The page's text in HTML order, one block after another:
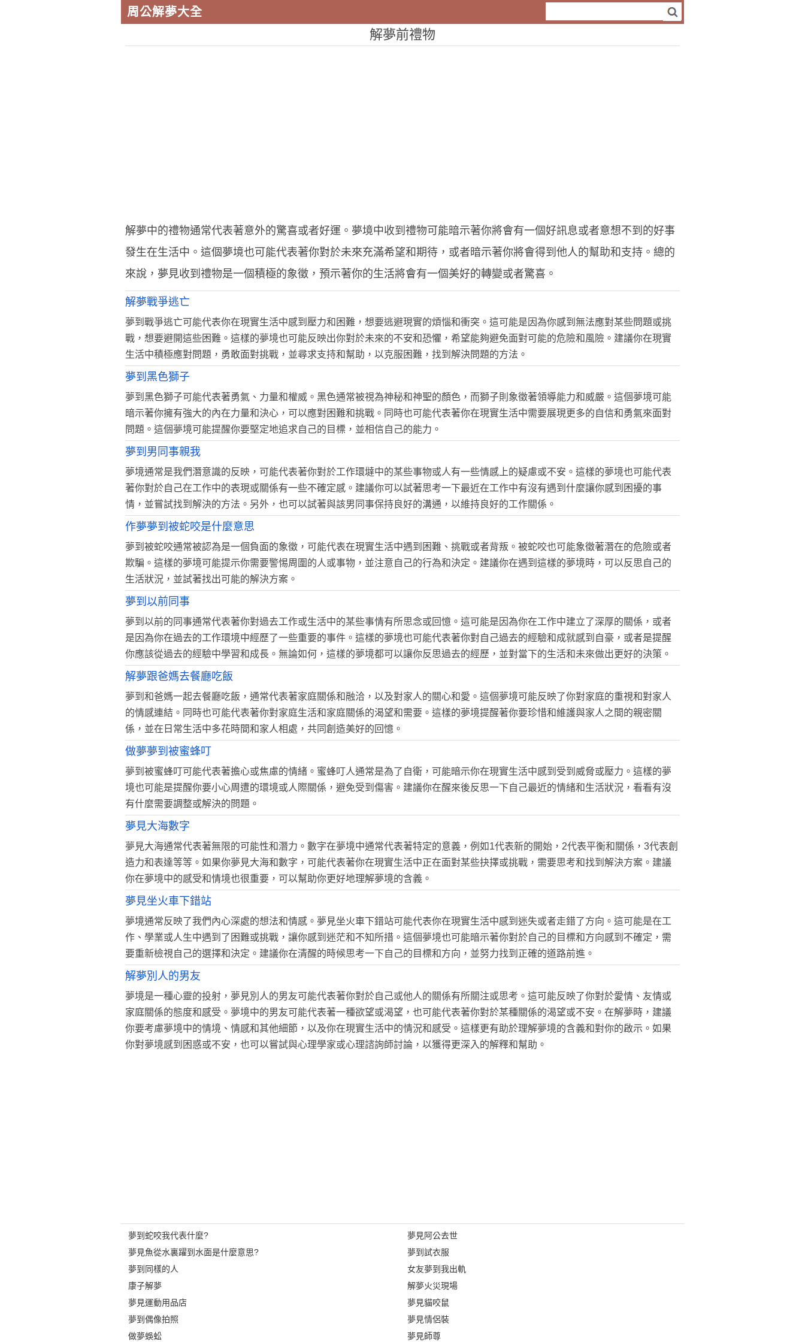
周公解夢大全
解夢前禮物
解夢中的禮物通常代表著意外的驚喜或者好運。夢境中收到禮物可能暗示著你將會有一個好訊息或者意想不到的好事
發生在生活中。這個夢境也可能代表著你對於未來充滿希望和期待，或者暗示著你將會得到他人的幫助和支持。總的
來說，夢見收到禮物是一個積極的象徵，預示著你的生活將會有一個美好的轉變或者驚喜。
解夢戰爭逃亡
夢到戰爭逃亡可能代表你在現實生活中感到壓力和困難，想要逃避現實的煩惱和衝突。這可能是因為你感到無法應對某些問題或挑
戰，想要避開這些困難。這樣的夢境也可能反映出你對於未來的不安和恐懼，希望能夠避免面對可能的危險和風險。建議你在現實
生活中積極應對問題，勇敢面對挑戰，並尋求支持和幫助，以克服困難，找到解決問題的方法。
夢到黑色獅子
夢到黑色獅子可能代表著勇氣、力量和權威。黑色通常被視為神秘和神聖的顏色，而獅子則象徵著領導能力和威嚴。這個夢境可能
暗示著你擁有強大的內在力量和決心，可以應對困難和挑戰。同時也可能代表著你在現實生活中需要展現更多的自信和勇氣來面對
問題。這個夢境可能提醒你要堅定地追求自己的目標，並相信自己的能力。
夢到男同事親我
夢境通常是我們潛意識的反映，可能代表著你對於工作環墶中的某些事物或人有一些情感上的疑慮或不安。這樣的夢境也可能代表
著你對於自己在工作中的表現或關係有一些不確定感。建議你可以試著思考一下最近在工作中有沒有遇到什麼讓你感到困擾的事
情，並嘗試找到解決的方法。另外，也可以試著與該男同事保持良好的溝通，以維持良好的工作關係。
作夢夢到被蛇咬是什麼意思
夢到被蛇咬通常被認為是一個負面的象徵，可能代表在現實生活中遇到困難、挑戰或者背叛。被蛇咬也可能象徵著潛在的危險或者
欺騙。這樣的夢境可能提示你需要警惕周圍的人或事物，並注意自己的行為和決定。建議你在遇到這樣的夢境時，可以反思自己的
生活狀況，並試著找出可能的解決方案。
夢到以前同事
夢到以前的同事通常代表著你對過去工作或生活中的某些事情有所思念或回憶。這可能是因為你在工作中建立了深厚的關係，或者
是因為你在過去的工作環境中經歷了一些重要的事件。這樣的夢境也可能代表著你對自己過去的經驗和成就感到自豪，或者是提醒
你應該從過去的經驗中學習和成長。無論如何，這樣的夢境都可以讓你反思過去的經歷，並對當下的生活和未來做出更好的決策。
解夢跟爸媽去餐廳吃飯
夢到和爸媽一起去餐廳吃飯，通常代表著家庭關係和融洽，以及對家人的關心和愛。這個夢境可能反映了你對家庭的重視和對家人
的情感連結。同時也可能代表著你對家庭生活和家庭關係的渴望和需要。這樣的夢境提醒著你要珍惜和維護與家人之間的親密關
係，並在日常生活中多花時間和家人相處，共同創造美好的回憶。
做夢夢到被蜜蜂叮
夢到被蜜蜂叮可能代表著擔心或焦慮的情緒。蜜蜂叮人通常是為了自衛，可能暗示你在現實生活中感到受到威脅或壓力。這樣的夢
境也可能是提醒你要小心周遭的環境或人際關係，避免受到傷害。建議你在醒來後反思一下自己最近的情緒和生活狀況，看看有沒
有什麼需要調整或解決的問題。
夢見大海數字
夢見大海通常代表著無限的可能性和潛力。數字在夢境中通常代表著特定的意義，例如1代表新的開始，2代表平衡和關係，3代表創
造力和表達等等。如果你夢見大海和數字，可能代表著你在現實生活中正在面對某些抉擇或挑戰，需要思考和找到解決方案。建議
你在夢境中的感受和情境也很重要，可以幫助你更好地理解夢境的含義。
夢見坐火車下錯站
夢境通常反映了我們內心深處的想法和情感。夢見坐火車下錯站可能代表你在現實生活中感到迷失或者走錯了方向。這可能是在工
作、學業或人生中遇到了困難或挑戰，讓你感到迷茫和不知所措。這個夢境也可能暗示著你對於自己的目標和方向感到不確定，需
要重新檢視自己的選擇和決定。建議你在清醒的時候思考一下自己的目標和方向，並努力找到正確的道路前進。
解夢別人的男友
夢境是一種心靈的投射，夢見別人的男友可能代表著你對於自己或他人的關係有所關注或思考。這可能反映了你對於愛情、友情或
家庭關係的態度和感受。夢境中的男友可能代表著一種欲望或渴望，也可能代表著你對於某種關係的渴望或不安。在解夢時，建議
你要考慮夢境中的情境、情感和其他細節，以及你在現實生活中的情況和感受。這樣更有助於理解夢境的含義和對你的啟示。如果
你對夢境感到困惑或不安，也可以嘗試與心理學家或心理諮詢師討論，以獲得更深入的解釋和幫助。
夢到蛇咬我代表什麼?
夢見魚從水裏躍到水面是什麼意思?
夢到同樣的人
康子解夢
夢見運動用品店
夢到偶像拍照
做夢蜈蚣
夢見阿公去世
夢到試衣服
女友夢到我出軌
解夢火災現場
夢見貓咬鼠
夢見情侶裝
夢見師尊